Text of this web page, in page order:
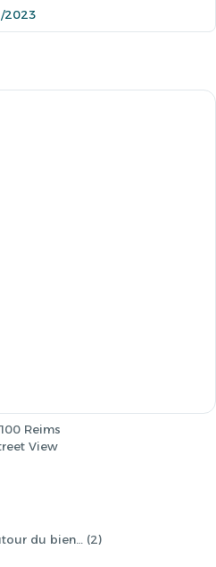
2023
Reims
View
du bien… (2)